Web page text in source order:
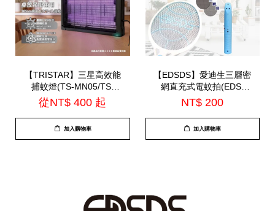
【TRISTAR】三星高效能
捕蚊燈(TS-MN05/TS-
MN06)
從NT$ 400 起
加入購物車
【EDSDS】愛迪生三層密
網直充式電蚊拍(EDS-
P5685)
NT$ 200
加入購物車